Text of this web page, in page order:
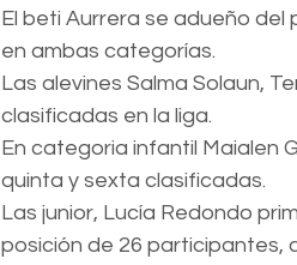
El beti Aurrera se adueño
en ambas categorías.
Las alevines Salma Solaun,
clasificadas en la liga.
En categoria infantil Maialen
quinta y sexta clasificadas.
Las junior, Lucía Redondo
posición de 26 participantes,